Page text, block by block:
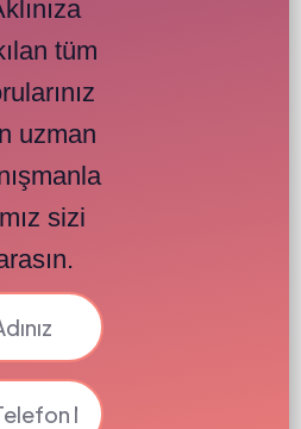
tüm
uzman
sizi